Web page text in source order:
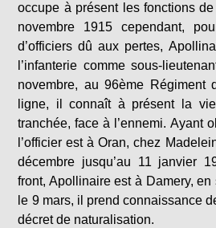
occupe à présent les fonctions
novembre 1915 cependant,
d’officiers dû aux pertes,
l’infanterie comme sous-
novembre, au 96ème Régiment
ligne, il connaît à présent la
tranchée, face à l’ennemi. Ayant
l’officier est à Oran, chez
décembre jusqu’au 11 janvier
front, Apollinaire est à Damery,
le 9 mars, il prend connaissance
décret de naturalisation.